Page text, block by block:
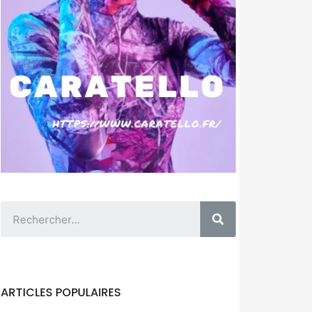
ARTICLES POPULAIRES